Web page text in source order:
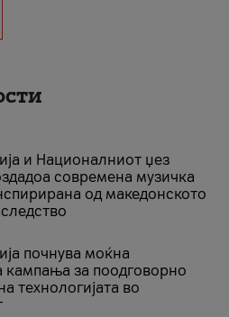
и Националниот џез
современа музичка
од македонското
почнува моќна
кампања за поодговорно
технологијата во